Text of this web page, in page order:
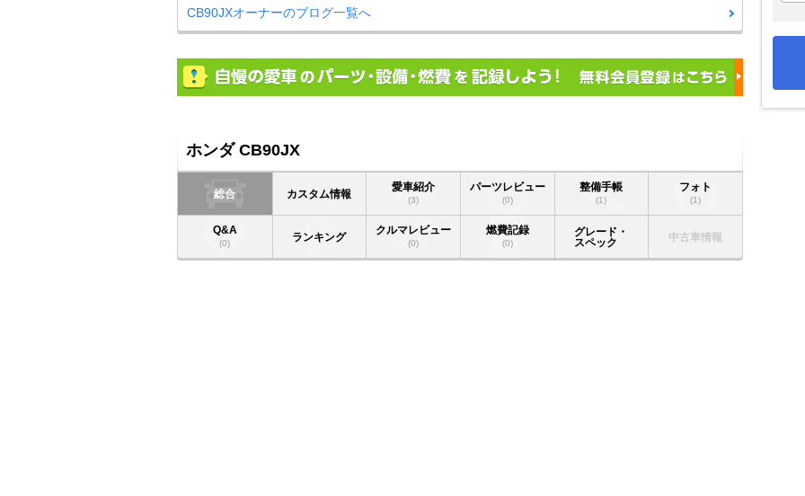
CB90JXオーナーのブログ一覧へ
ホンダ CB90JX
総合 カスタム情報
愛車紹介
(3)
パーツレビュー
(0)
整備手帳
(1)
フォト
(1)
Q&A
(0) ランキング
クルマレビュー
(0)
燃費記録
(0)
グレード・
スペック
中古車情報